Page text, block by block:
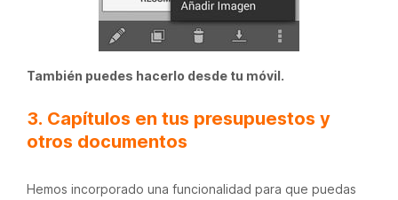
También puedes hacerlo desde tu móvil.
3. Capítulos en tus presupuestos y
otros documentos
Hemos incorporado una funcionalidad para que puedas